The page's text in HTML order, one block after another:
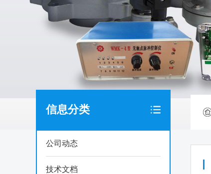
信息分类
公司动态
技术文档